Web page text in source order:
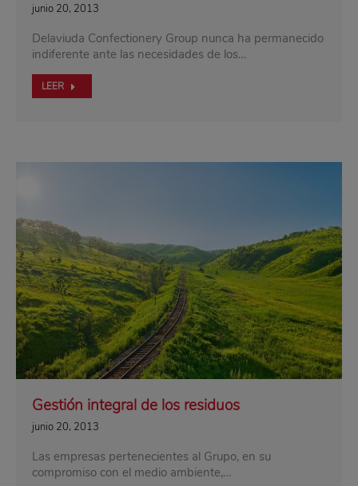
junio 20, 2013
Delaviuda Confectionery Group nunca ha permanecido
indiferente ante las necesidades de los…
LEER
Gestión integral de los residuos
junio 20, 2013
Las empresas pertenecientes al Grupo, en su
compromiso con el medio ambiente,…